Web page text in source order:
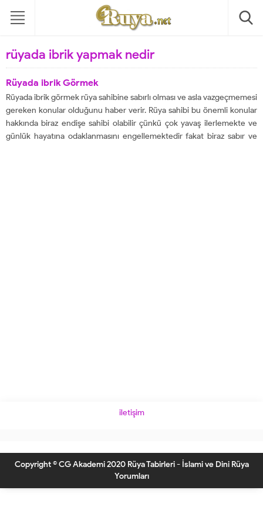
rüyada ibrik yapmak nedir
Rüyada ibrik Görmek
Rüyada ibrik görmek rüya sahibine sabırlı olması ve asla vazgeçmemesi
gereken konular olduğunu haber verir. Rüya sahibi bu önemli konular
hakkında biraz endişe sahibi olabilir çünkü çok yavaş ilerlemekte ve
günlük hayatına odaklanmasını engellemektedir fakat biraz sabır ve
iletişim
Copyright © CG Akademi 2020 Rüya Tabirleri - İslami ve Dini Rüya
Yorumları